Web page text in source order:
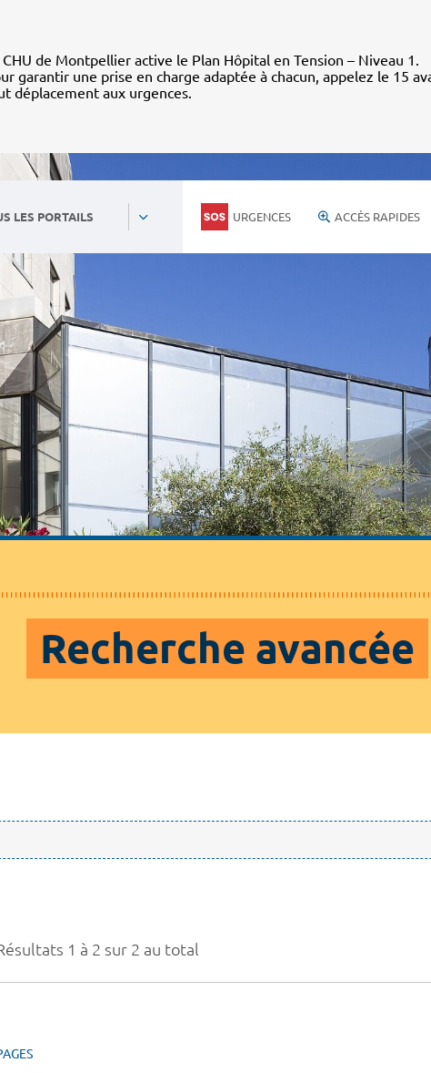
CHU de Montpellier active le Plan Hôpital en Tension – Niveau 1.
garantir une prise en charge adaptée à chacun, appelez le 15
déplacement aux urgences.
LES PORTAILS URGENCES ACCÈS RAPIDES
Recherche avancée
1 à 2 sur 2 au total